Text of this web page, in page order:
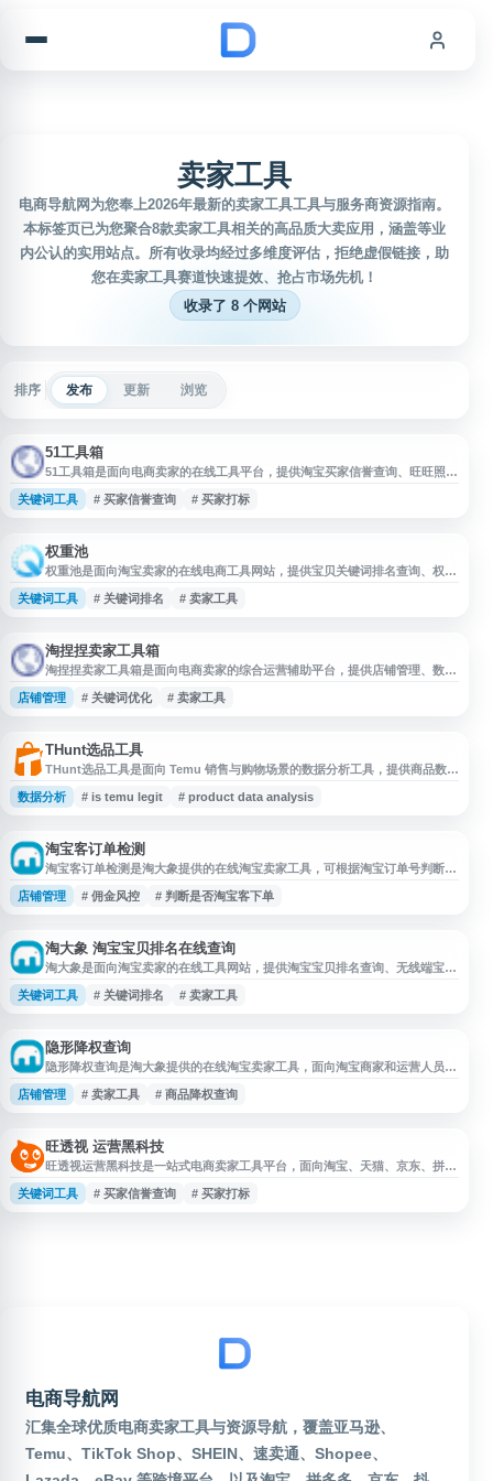
卖家工具
电商导航网为您奉上2026年最新的卖家工具工具与服务商资源指南。
本标签页已为您聚合8款卖家工具相关的高品质大卖应用，涵盖等业
内公认的实用站点。所有收录均经过多维度评估，拒绝虚假链接，助
您在卖家工具赛道快速提效、抢占市场先机！
收录了 8 个网站
排序 发布 更新 浏览
51工具箱
51工具箱是面向电商卖家的在线工具平台，提供淘宝买家信誉查询、旺旺照妖
镜、黑号查询、买家打标、旺旺强行打标、关键词排名查询、淘宝卡首屏、关
键词卡首屏、生意参谋指数转换等功能。网站覆盖淘宝、天猫、京东、拼多多
关键词工具 # 买家信誉查询 # 买家打标
权重池
权重池是面向淘宝卖家的在线电商工具网站，提供宝贝关键词排名查询、权重
查询、降权检测、标题优化、信誉查询、历史价格查询、宝贝上下架查询及生
意参谋指数还原等功能。网站可帮助商家了解商品搜索表现与店铺运营数据，
关键词工具 # 关键词排名 # 卖家工具
淘捏捏卖家工具箱
淘捏捏卖家工具箱是面向电商卖家的综合运营辅助平台，提供店铺管理、数据
分析、营销推广等实用工具。平台支持淘宝、天猫等主流电商平台，帮助卖家
提升运营效率，优化店铺表现。主要功能包括商品管理、订单处理、客户服
平台规则变化，为卖家提
店铺管理 # 关键词优化 # 卖家工具
THunt选品工具
THunt选品工具是面向 Temu 销售与购物场景的数据分析工具，提供商品数
据、价格信息及选品相关分析功能，帮助卖家了解 Temu 商品表现、市场趋势
和价格变化。网站定位为一站式免费 Temu 工具，适合用于商品调研、选品参
数据分析 # is temu legit # product data analysis
淘宝客订单检测
淘宝客订单检测是淘大象提供的在线淘宝卖家工具，可根据淘宝订单号判断订
单是否属于淘宝客下单，帮助商家识别刷手通过淘宝客链接下单的情况，降低
不必要的佣金支出。该工具适用于淘宝店铺运营、订单核查和推广佣金风控场
店铺管理 # 佣金风控 # 判断是否淘宝客下单
淘大象 淘宝宝贝排名在线查询
淘大象是面向淘宝卖家的在线工具网站，提供淘宝宝贝排名查询、无线端宝贝
排名查询等功能，帮助商家快速了解商品在相关关键词下的搜索排名情况。网
站适用于店铺运营、商品优化和日常数据排查，可作为淘宝卖家进行排名监测
关键词工具 # 关键词排名 # 卖家工具
隐形降权查询
隐形降权查询是淘大象提供的在线淘宝卖家工具，面向淘宝商家和运营人员，
用于查询宝贝、商品或店铺是否存在疑似隐形降权情况。网站围绕淘宝隐形降
权查询、宝贝降权查询、店铺降权查询等需求提供辅助检测入口，适合卖家在
店铺管理 # 卖家工具 # 商品降权查询
旺透视 运营黑科技
旺透视运营黑科技是一站式电商卖家工具平台，面向淘宝、天猫、京东、拼多
多等店铺运营场景，提供淘宝买家信誉查询、淘宝小号查询、旺旺照妖镜、黑
号查询、买家打标、旺旺强行打标、关键词排名查询、淘宝卡首屏、关键词卡
关键词工具 # 买家信誉查询 # 买家打标
电商导航网
汇集全球优质电商卖家工具与资源导航，覆盖亚马逊、
Temu、TikTok Shop、SHEIN、速卖通、Shopee、